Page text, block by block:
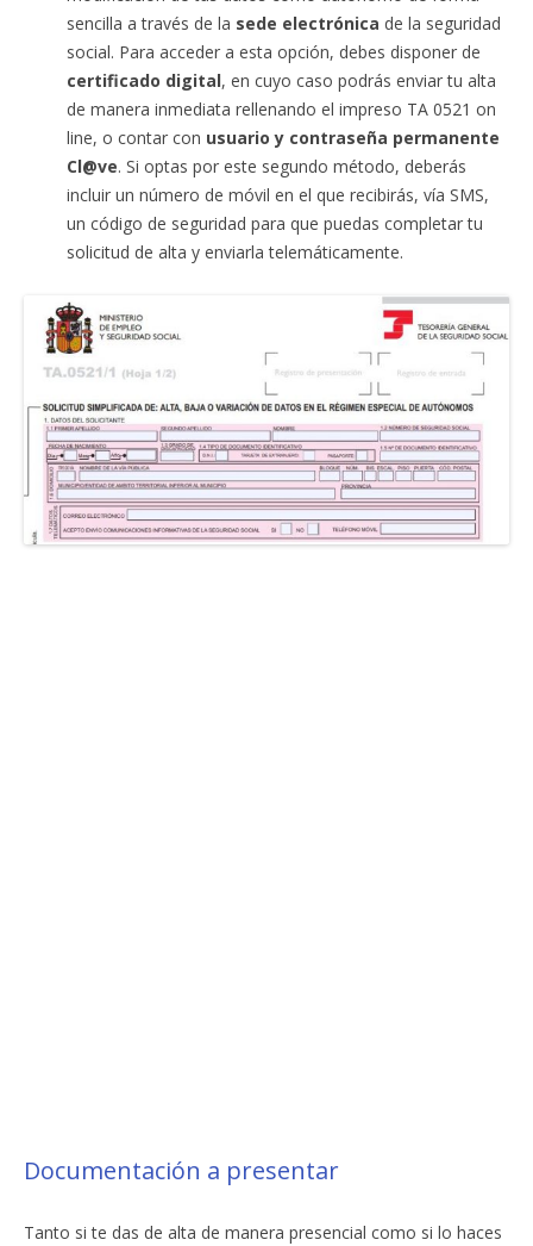
sencilla a través de la sede electrónica de la seguridad
social. Para acceder a esta opción, debes disponer de
certificado digital, en cuyo caso podrás enviar tu alta
de manera inmediata rellenando el impreso TA 0521 on
line, o contar con usuario y contraseña permanente
Cl@ve. Si optas por este segundo método, deberás
incluir un número de móvil en el que recibirás, vía SMS,
un código de seguridad para que puedas completar tu
solicitud de alta y enviarla telemáticamente.
Documentación a presentar
Tanto si te das de alta de manera presencial como si lo haces